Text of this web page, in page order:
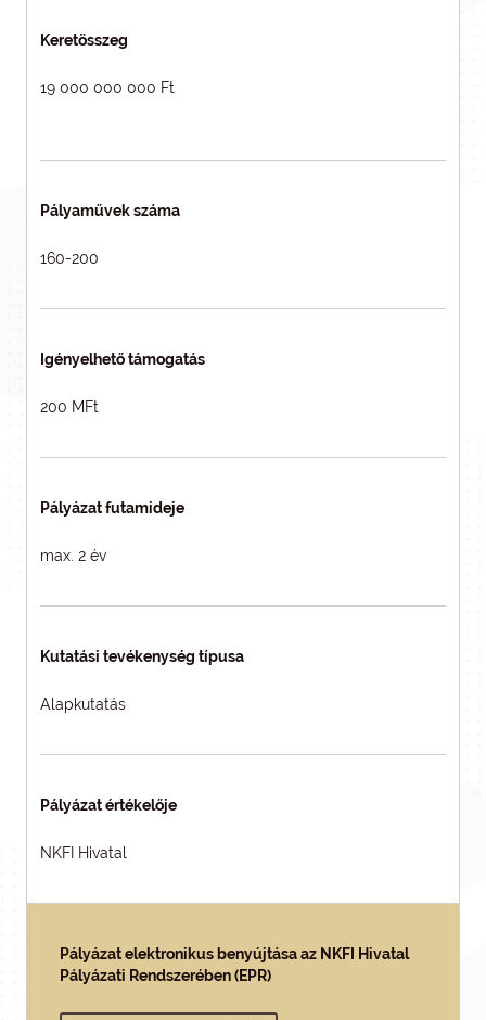
Keretösszeg
19 000 000 000 Ft
Pályaművek száma
160-200
Igényelhető támogatás
200 MFt
Pályázat futamideje
max. 2 év
Kutatási tevékenység típusa
Alapkutatás
Pályázat értékelője
NKFI Hivatal
Pályázat elektronikus benyújtása az NKFI Hivatal
Pályázati Rendszerében (EPR)